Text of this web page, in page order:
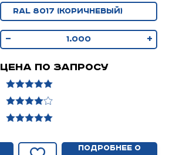
- +
Цена по запросу
Подробнее о